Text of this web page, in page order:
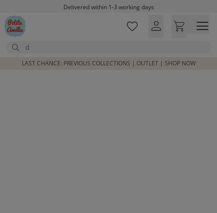
Skip to main contentDelivered within 1-3 working days
Free shipping on orders above £100*
Search
LAST CHANCE: PREVIOUS COLLECTIONS | OUTLET | SHOP NOW